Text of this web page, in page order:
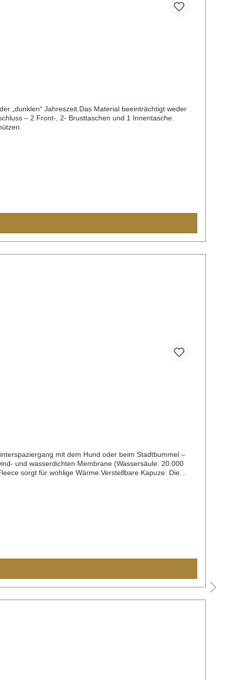
„dunklen“ Jahreszeit.Das Material beeinträchtigt weder
– 2 Front-, 2- Brusttaschen und 1 Innentasche.
mit dem Hund oder beim Stadtbummel –
und wasserdichten Membrane (Wassersäule: 20.000
sorgt für wohlige Wärme.Verstellbare Kapuze: Die